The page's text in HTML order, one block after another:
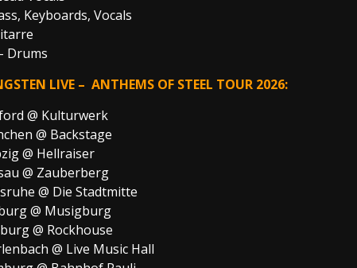
Keyboards, Vocals
Drums
LIVE – ANTHEMS OF STEEL TOUR 2026:
@ Kulturwerk
@ Backstage
@ Hellraiser
@ Zauberberg
@ Die Stadtmitte
@ Musigburg
@ Rockhouse
@ Live Music Hall